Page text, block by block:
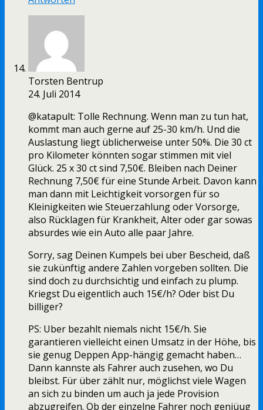
Torsten Bentrup
24. Juli 2014
@katapult: Tolle Rechnung. Wenn man zu tun hat,
kommt man auch gerne auf 25-30 km/h. Und die
Auslastung liegt üblicherweise unter 50%. Die 30 ct
pro Kilometer könnten sogar stimmen mit viel
Glück. 25 x 30 ct sind 7,50€. Bleiben nach Deiner
Rechnung 7,50€ für eine Stunde Arbeit. Davon kann
man dann mit Leichtigkeit vorsorgen für so
Kleinigkeiten wie Steuerzahlung oder Vorsorge,
also Rücklagen für Krankheit, Alter oder gar sowas
absurdes wie ein Auto alle paar Jahre.
Sorry, sag Deinen Kumpels bei uber Bescheid, daß
sie zukünftig andere Zahlen vorgeben sollten. Die
sind doch zu durchsichtig und einfach zu plump.
Kriegst Du eigentlich auch 15€/h? Oder bist Du
billiger?
PS: Uber bezahlt niemals nicht 15€/h. Sie
garantieren vielleicht einen Umsatz in der Höhe, bis
sie genug Deppen App-hängig gemacht haben…
Dann kannste als Fahrer auch zusehen, wo Du
bleibst. Für über zählt nur, möglichst viele Wagen
an sich zu binden um auch ja jede Provision
abzugreifen. Ob der einzelne Fahrer noch geniüug